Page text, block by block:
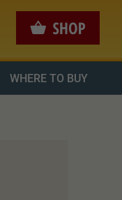
WHERE TO BUY